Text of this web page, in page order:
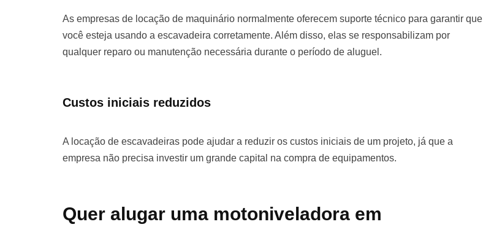
As empresas de locação de maquinário normalmente oferecem suporte técnico para garantir que
você esteja usando a escavadeira corretamente. Além disso, elas se responsabilizam por
qualquer reparo ou manutenção necessária durante o período de aluguel.
Custos iniciais reduzidos
A locação de escavadeiras pode ajudar a reduzir os custos iniciais de um projeto, já que a
empresa não precisa investir um grande capital na compra de equipamentos.
Quer alugar uma motoniveladora em